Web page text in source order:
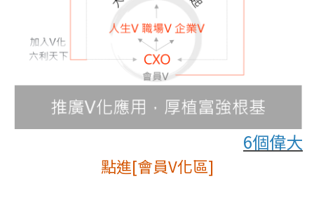
6個偉大
點進[會員V化區]